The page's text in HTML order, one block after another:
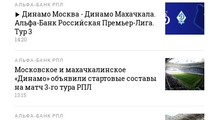
АЛЬФА-БАНК РПЛ
Динамо Москва - Динамо Махачкала.
Альфа-Банк Российская Премьер-Лига.
Тур 3
14:20
АЛЬФА-БАНК РПЛ
Московское и махачкалинское
«Динамо» объявили стартовые составы
на матч 3‑го тура РПЛ
13:15
АЛЬФА-БАНК РПЛ